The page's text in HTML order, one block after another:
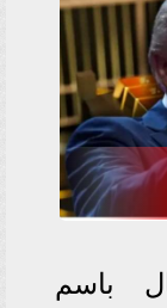
باسم